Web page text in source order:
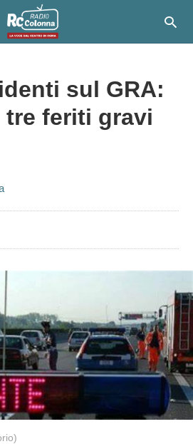
sul GRA:
tre feriti gravi